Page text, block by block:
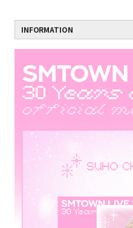
INFORMATION